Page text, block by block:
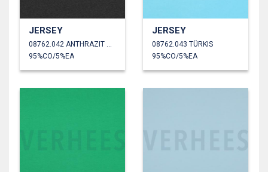
JERSEY
95%CO/5%EA
JERSEY
08762.043 TÜRKIS
95%CO/5%EA